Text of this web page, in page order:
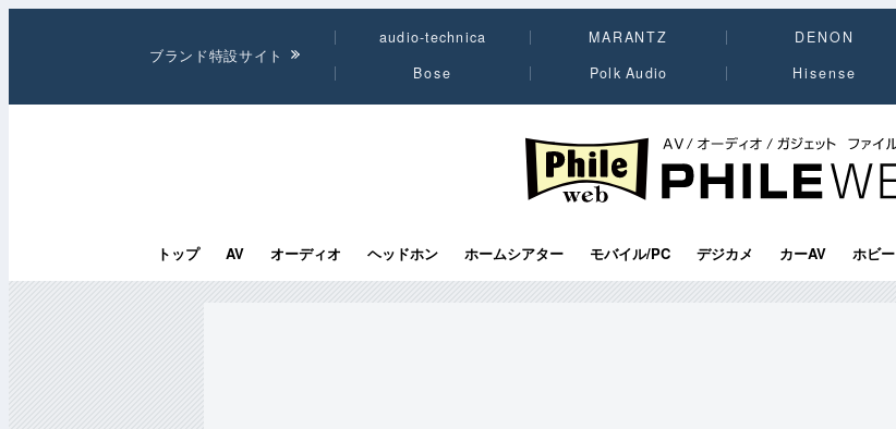
ブランド特設サイト
audio-technica MARANTZ DENON
Bose
Polk Audio Hisense
PHILE WEB｜AV/オーディオ/ガジェット
トップ AV オーディオ ヘッドホン ホームシアター モバイル/PC デジカメ カーAV ホビー